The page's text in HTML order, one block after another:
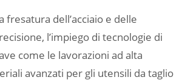
fresatura dell’acciaio e delle
l’impiego di tecnologie di
come le lavorazioni ad alta
avanzati per gli utensili da taglio